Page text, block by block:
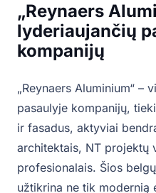
„Reynaers
lyderiaujančių
kompanijų
„Reynaers Aluminium“ –
pasaulyje kompanijų,
ir fasadus, aktyviai
architektais, NT projektų
profesionalais. Šios
užtikrina ne tik modernią